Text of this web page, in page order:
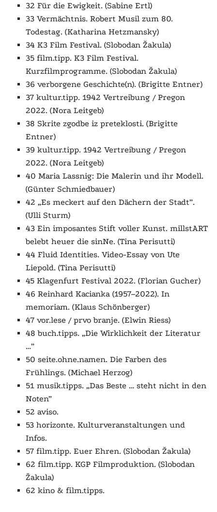
32 Für die Ewigkeit. (Sabine Ertl)
33 Vermächtnis. Robert Musil zum 80.
Todestag. (Katharina Hetzmansky)
34 K3 Film Festival. (Slobodan Žakula)
35 film.tipp. K3 Film Festival.
Kurzfilmprogramme. (Slobodan Žakula)
36 verborgene Geschichte(n). (Brigitte Entner)
37 kultur.tipp. 1942 Vertreibung / Pregon
2022. (Nora Leitgeb)
38 Skrite zgodbe iz preteklosti. (Brigitte
Entner)
39 kultur.tipp. 1942 Vertreibung / Pregon
2022. (Nora Leitgeb)
40 Maria Lassnig: Die Malerin und ihr Modell.
(Günter Schmiedbauer)
42 „Es meckert auf den Dächern der Stadt”.
(Ulli Sturm)
43 Ein imposantes Stift voller Kunst. millstART
belebt heuer die sinNe. (Tina Perisutti)
44 Fluid Identities. Video-Essay von Ute
Liepold. (Tina Perisutti)
45 Klagenfurt Festival 2022. (Florian Gucher)
46 Reinhard Kacianka (1957–2022). In
memoriam. (Klaus Schönberger)
47 vor.lese / prvo branje. (Elwin Riess)
48 buch.tipps. „Die Wirklichkeit der Literatur
…”
50 seite.ohne.namen. Die Farben des
Frühlings. (Michael Herzog)
51 musik.tipps. „Das Beste … steht nicht in den
Noten”
52 aviso.
53 horizonte. Kulturveranstaltungen und
Infos.
57 film.tipp. Euer Ehren. (Slobodan Žakula)
62 film.tipp. KGP Filmproduktion. (Slobodan
Žakula)
62 kino & film.tipps.